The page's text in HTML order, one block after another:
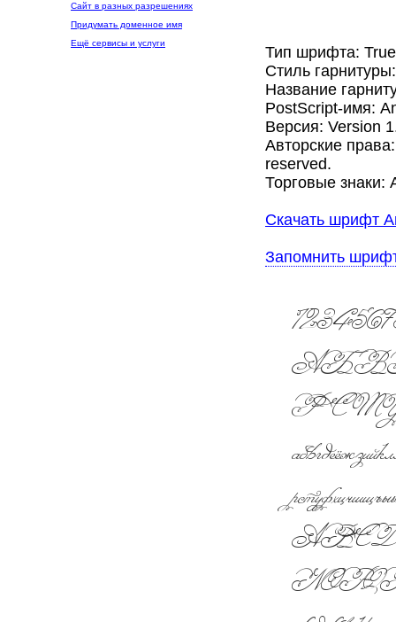
Сайт в разных разрешениях
Придумать доменное имя
Ещё сервисы и услуги
Тип шрифта:
Стиль
Название
PostScript-имя:
Версия: Version
Авторские
reserved.
Торговые знаки:
Скачать шрифт
Запомнить